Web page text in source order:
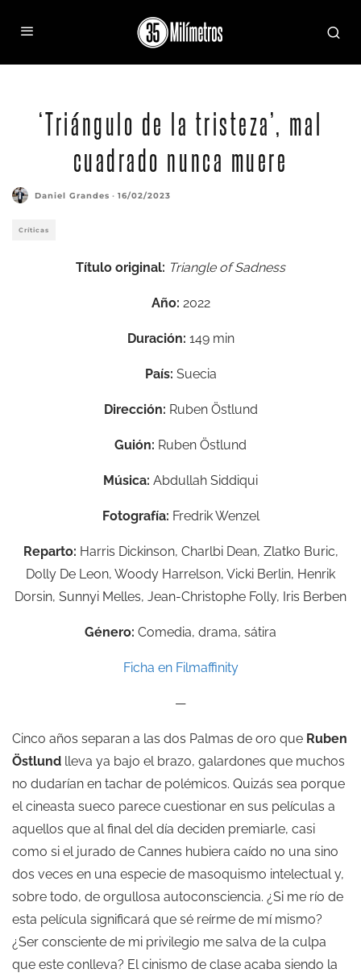
‘Triángulo de la tristeza’, mal
cuadrado nunca muere
Daniel Grandes · 16/02/2023
Críticas
Título original: Triangle of Sadness
Año: 2022
Duración: 149 min
País: Suecia
Dirección: Ruben Östlund
Guión: Ruben Östlund
Música: Abdullah Siddiqui
Fotografía: Fredrik Wenzel
Reparto: Harris Dickinson, Charlbi Dean, Zlatko Buric,
Dolly De Leon, Woody Harrelson, Vicki Berlin, Henrik
Dorsin, Sunnyi Melles, Jean-Christophe Folly, Iris Berben
Género: Comedia, drama, sátira
Ficha en Filmaffinity
—
Cinco años separan a las dos Palmas de oro que Ruben
Östlund lleva ya bajo el brazo, galardones que muchos
no dudarían en tachar de polémicos. Quizás sea porque
el cineasta sueco parece cuestionar en sus películas a
aquellos que al final del día deciden premiarle, casi
como si el jurado de Cannes hubiera caído no una sino
dos veces en una especie de masoquismo intelectual y,
sobre todo, de orgullosa autoconsciencia. ¿Si me río de
esta película significará que sé reírme de mí mismo?
¿Ser consciente de mi privilegio me salva de la culpa
que este conlleva? El cinismo de clase acaba siendo la